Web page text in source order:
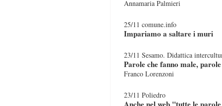
Annamaria Palmieri
25/11 comune.info
Impariamo a saltare i muri
23/11 Sesamo. Didattica
Parole che fanno male,
Franco Lorenzoni
23/11 Poliedro